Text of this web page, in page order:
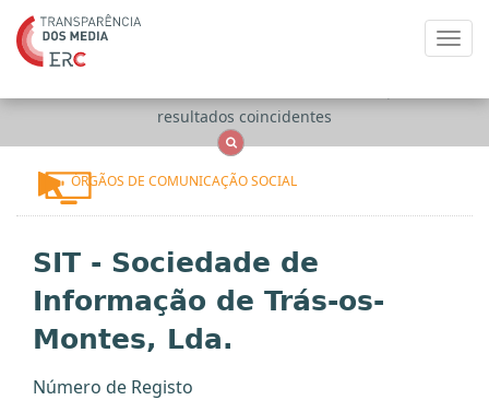
resultados coincidentes
ÓRGÃOS DE COMUNICAÇÃO SOCIAL
SIT - Sociedade de
Informação de Trás-os-
Montes, Lda.
Número de Registo